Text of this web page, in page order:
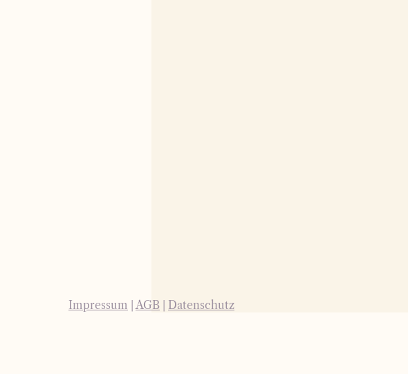
Impressum |AGB Datenschutz